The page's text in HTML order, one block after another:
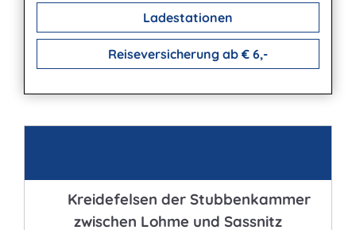
Ladestationen
Reiseversicherung ab € 6,-
Kreidefelsen der Stubbenkammer
zwischen Lohme und Sassnitz